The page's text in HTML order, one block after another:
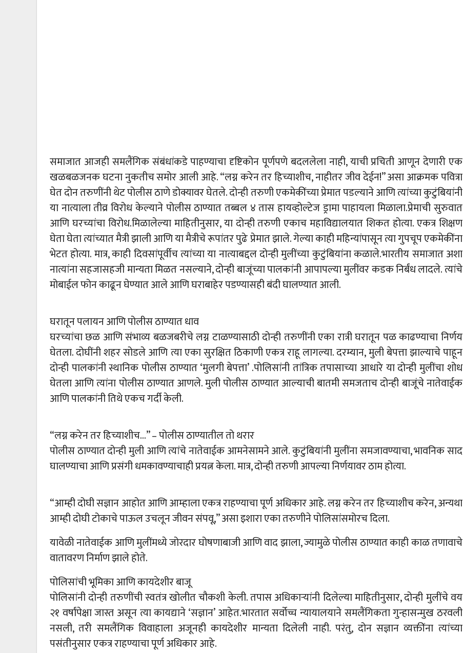
समाजात आजही समलैंगिक संबंधांकडे पाहण्याचा दृष्टिकोन पूर्णपणे बदललेला नाही, याची प्रचिती आणून देणारी एक
खळबळजनक घटना नुकतीच समोर आली आहे. “लग्न करेन तर हिच्याशीच, नाहीतर जीव देईन!” असा आक्रमक पवित्रा
घेत दोन तरुणींनी थेट पोलीस ठाणे डोक्यावर घेतले. दोन्ही तरुणी एकमेकींच्या प्रेमात पडल्याने आणि त्यांच्या कुटुंबियांनी
या नात्याला तीव्र विरोध केल्याने पोलीस ठाण्यात तब्बल ४ तास हायव्होल्टेज ड्रामा पाहायला मिळाला.प्रेमाची सुरुवात
आणि घरच्यांचा विरोध.मिळालेल्या माहितीनुसार, या दोन्ही तरुणी एकाच महाविद्यालयात शिकत होत्या. एकत्र शिक्षण
घेता घेता त्यांच्यात मैत्री झाली आणि या मैत्रीचे रूपांतर पुढे प्रेमात झाले. गेल्या काही महिन्यांपासून त्या गुपचूप एकमेकींना
भेटत होत्या. मात्र, काही दिवसांपूर्वीच त्यांच्या या नात्याबद्दल दोन्ही मुलींच्या कुटुंबियांना कळाले.भारतीय समाजात अशा
नात्यांना सहजासहजी मान्यता मिळत नसल्याने, दोन्ही बाजूंच्या पालकांनी आपापल्या मुलींवर कडक निर्बंध लादले. त्यांचे
मोबाईल फोन काढून घेण्यात आले आणि घराबाहेर पडण्यासही बंदी घालण्यात आली.
घरातून पलायन आणि पोलीस ठाण्यात धाव
घरच्यांचा छळ आणि संभाव्य बळजबरीचे लग्न टाळण्यासाठी दोन्ही तरुणींनी एका रात्री घरातून पळ काढण्याचा निर्णय
घेतला. दोघींनी शहर सोडले आणि त्या एका सुरक्षित ठिकाणी एकत्र राहू लागल्या. दरम्यान, मुली बेपत्ता झाल्याचे पाहून
दोन्ही पालकांनी स्थानिक पोलीस ठाण्यात ‘मुलगी बेपत्ता’ .पोलिसांनी तांत्रिक तपासाच्या आधारे या दोन्ही मुलींचा शोध
घेतला आणि त्यांना पोलीस ठाण्यात आणले. मुली पोलीस ठाण्यात आल्याची बातमी समजताच दोन्ही बाजूंचे नातेवाईक
आणि पालकांनी तिथे एकच गर्दी केली.
“लग्न करेन तर हिच्याशीच…” – पोलीस ठाण्यातील तो थरार
पोलीस ठाण्यात दोन्ही मुली आणि त्यांचे नातेवाईक आमनेसामने आले. कुटुंबियांनी मुलींना समजावण्याचा, भावनिक साद
घालण्याचा आणि प्रसंगी धमकावण्याचाही प्रयत्न केला. मात्र, दोन्ही तरुणी आपल्या निर्णयावर ठाम होत्या.
“आम्ही दोघी सज्ञान आहोत आणि आम्हाला एकत्र राहण्याचा पूर्ण अधिकार आहे. लग्न करेन तर हिच्याशीच करेन, अन्यथा
आम्ही दोघी टोकाचे पाऊल उचलून जीवन संपवू,” असा इशारा एका तरुणीने पोलिसांसमोरच दिला.
यावेळी नातेवाईक आणि मुलींमध्ये जोरदार घोषणाबाजी आणि वाद झाला, ज्यामुळे पोलीस ठाण्यात काही काळ तणावाचे
वातावरण निर्माण झाले होते.
पोलिसांची भूमिका आणि कायदेशीर बाजू
पोलिसांनी दोन्ही तरुणींची स्वतंत्र खोलीत चौकशी केली. तपास अधिकाऱ्यांनी दिलेल्या माहितीनुसार, दोन्ही मुलींचे वय
२१ वर्षांपेक्षा जास्त असून त्या कायद्याने ‘सज्ञान’ आहेत.भारतात सर्वोच्च न्यायालयाने समलैंगिकता गुन्हासन्मुख ठरवली
नसली, तरी समलैंगिक विवाहाला अजूनही कायदेशीर मान्यता दिलेली नाही. परंतु, दोन सज्ञान व्यक्तींना त्यांच्या
पसंतीनुसार एकत्र राहण्याचा पूर्ण अधिकार आहे.